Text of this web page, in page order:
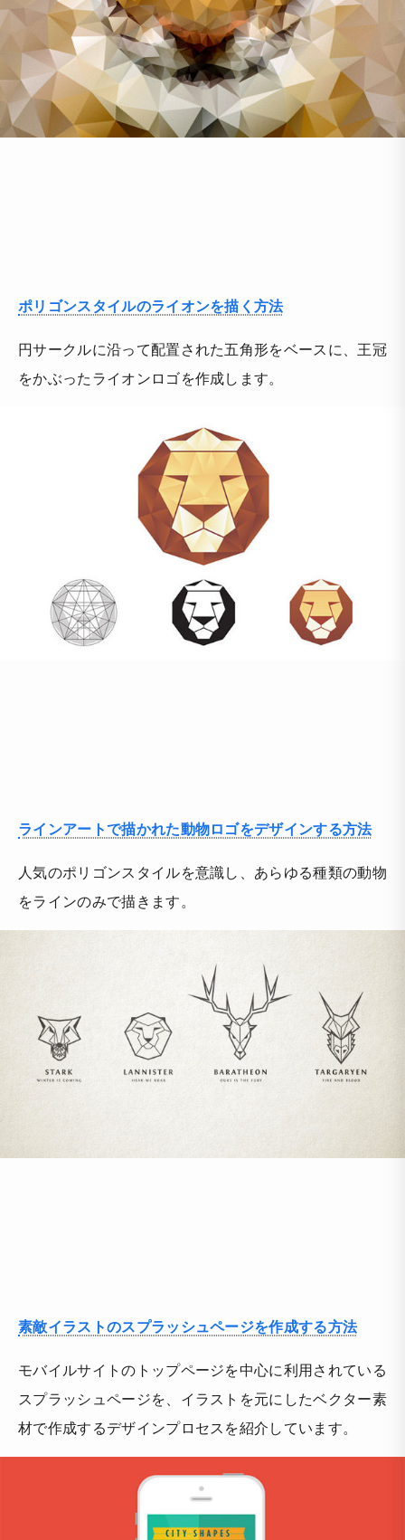
ポリゴンスタイルのライオンを描く方法
円サークルに沿って配置された五角形をベースに、王冠
をかぶったライオンロゴを作成します。
ラインアートで描かれた動物ロゴをデザインする方法
人気のポリゴンスタイルを意識し、あらゆる種類の動物
をラインのみで描きます。
素敵イラストのスプラッシュページを作成する方法
モバイルサイトのトップページを中心に利用されている
スプラッシュページを、イラストを元にしたベクター素
材で作成するデザインプロセスを紹介しています。